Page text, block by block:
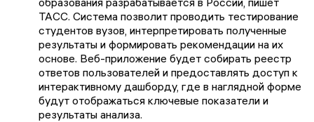
ТАСС. Система позволит проводить тестирование
студентов вузов, интерпретировать полученные
результаты и формировать рекомендации на их
основе. Веб-приложение будет собирать реестр
ответов пользователей и предоставлять доступ к
интерактивному дашборду, где в наглядной форме
будут отображаться ключевые показатели и
результаты анализа.